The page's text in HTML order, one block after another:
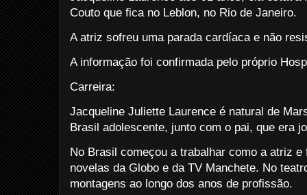
Couto que fica no Leblon, no Rio de Janeiro.
A atriz sofreu uma parada cardíaca e não
A informação foi confirmada pelo próprio
Carreira:
Jacqueline Juliette Laurence é natural de
Brasil adolescente, junto com o pai, que era
No Brasil começou a trabalhar como a atriz
novelas da Globo e da TV Manchete. No
montagens ao longo dos anos de profissão.